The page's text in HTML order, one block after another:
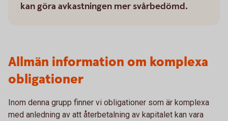
kan göra avkastningen mer svårbedömd.
Allmän information om komplexa
obligationer
Inom denna grupp finner vi obligationer som är komplexa
med anledning av att återbetalning av kapitalet kan vara